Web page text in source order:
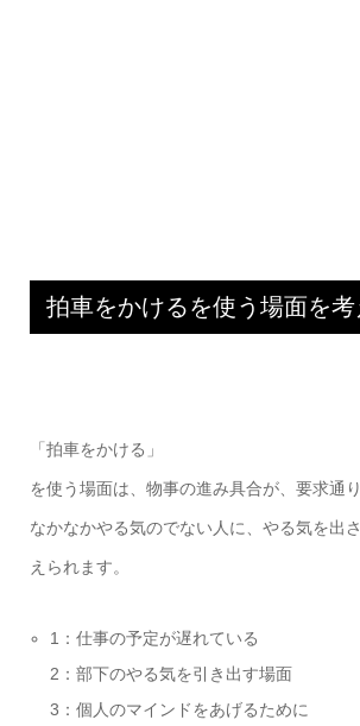
拍車をかけるを使う場面を考
「拍車をかける」
を使う場面は、物事の進み具合が、要求通
なかなかやる気のでない人に、やる気を出
えられます。
1：仕事の予定が遅れている
2：部下のやる気を引き出す場面
3：個人のマインドをあげるために